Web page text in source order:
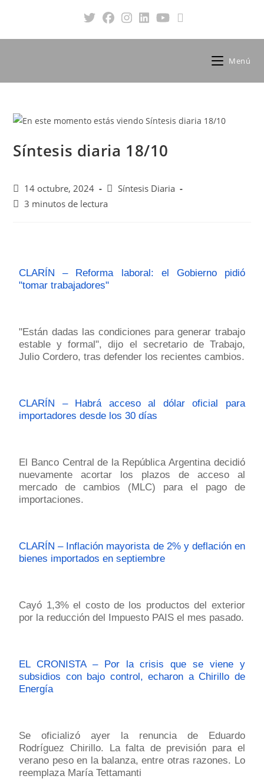
Menú
Síntesis diaria 18/10
14 octubre, 2024
Síntesis Diaria
3 minutos de lectura
CLARÍN – Reforma laboral: el Gobierno pidió
"tomar trabajadores"
"Están dadas las condiciones para generar trabajo
estable y formal", dijo el secretario de Trabajo,
Julio Cordero, tras defender los recientes cambios.
CLARÍN – Habrá acceso al dólar oficial para
importadores desde los 30 días
El Banco Central de la República Argentina decidió
nuevamente acortar los plazos de acceso al
mercado de cambios (MLC) para el pago de
importaciones.
CLARÍN – Inflación mayorista de 2% y deflación en
bienes importados en septiembre
Cayó 1,3% el costo de los productos del exterior
por la reducción del Impuesto PAIS el mes pasado.
EL CRONISTA – Por la crisis que se viene y
subsidios con bajo control, echaron a Chirillo de
Energía
Se oficializó ayer la renuncia de Eduardo
Rodríguez Chirillo. La falta de previsión para el
verano peso en la balanza, entre otras razones. Lo
reemplaza María Tettamanti